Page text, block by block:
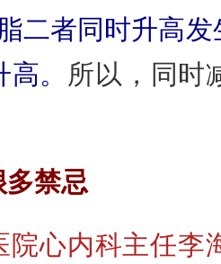
二者同时升高
。 所以，同时
多禁忌
院心内科主任李